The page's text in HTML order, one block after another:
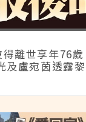
離世享年76
及盧宛茵透露